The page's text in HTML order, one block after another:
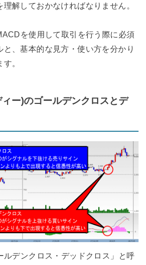
解しておかなければなりません。
を使用して取引を行う際に必須
と、基本的な見方・使い方を分かり
。
ー)のゴールデンクロスとデ
ルデンクロス・デッドクロス」と呼